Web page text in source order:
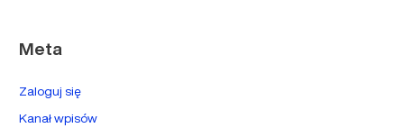
Meta
Zaloguj się
Kanał wpisów